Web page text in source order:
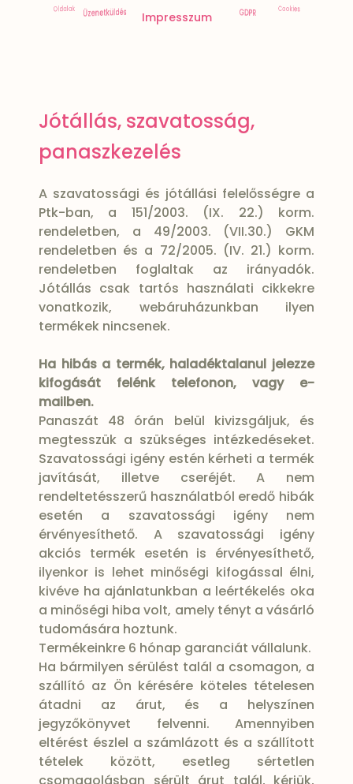
Szállítás
Oldalak Üzenetküldés Impresszum GDPR Cookies
Szavatosság
Jótállás, szavatosság,
panaszkezelés
A szavatossági és jótállási felelősségre a
Ptk-ban, a 151/2003. (IX. 22.) korm.
rendeletben, a 49/2003. (VII.30.) GKM
rendeletben és a 72/2005. (IV. 21.) korm.
rendeletben foglaltak az irányadók.
Jótállás csak tartós használati cikkekre
vonatkozik, webáruházunkban ilyen
termékek nincsenek.
Ha hibás a termék, haladéktalanul jelezze
kifogását felénk telefonon, vagy e-
mailben.
Panaszát 48 órán belül kivizsgáljuk, és
megtesszük a szükséges intézkedéseket.
Szavatossági igény estén kérheti a termék
javítását, illetve cseréjét. A nem
rendeltetésszerű használatból eredő hibák
esetén a szavatossági igény nem
érvényesíthető. A szavatossági igény
akciós termék esetén is érvényesíthető,
ilyenkor is lehet minőségi kifogással élni,
kivéve ha ajánlatunkban a leértékelés oka
a minőségi hiba volt, amely tényt a vásárló
tudomására hoztunk.
Termékeinkre 6 hónap garanciát vállalunk.
Ha bármilyen sérülést talál a csomagon, a
szállító az Ön kérésére köteles tételesen
átadni az árut, és a helyszínen
jegyzőkönyvet felvenni. Amennyiben
eltérést észlel a számlázott és a szállított
tételek között, esetleg sértetlen